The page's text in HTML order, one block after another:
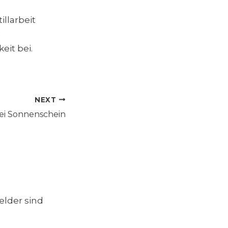
bei.
NEXT
Sonnenschein
sind